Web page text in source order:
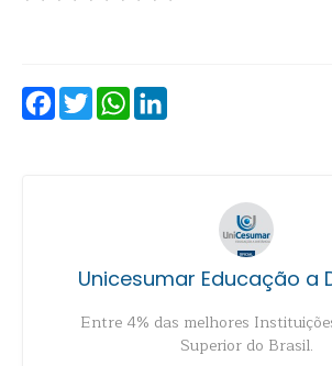
FacebookTwitterWhatsApp
Unicesumar Educação a
Entre 4% das melhores
Superior do Brasil.